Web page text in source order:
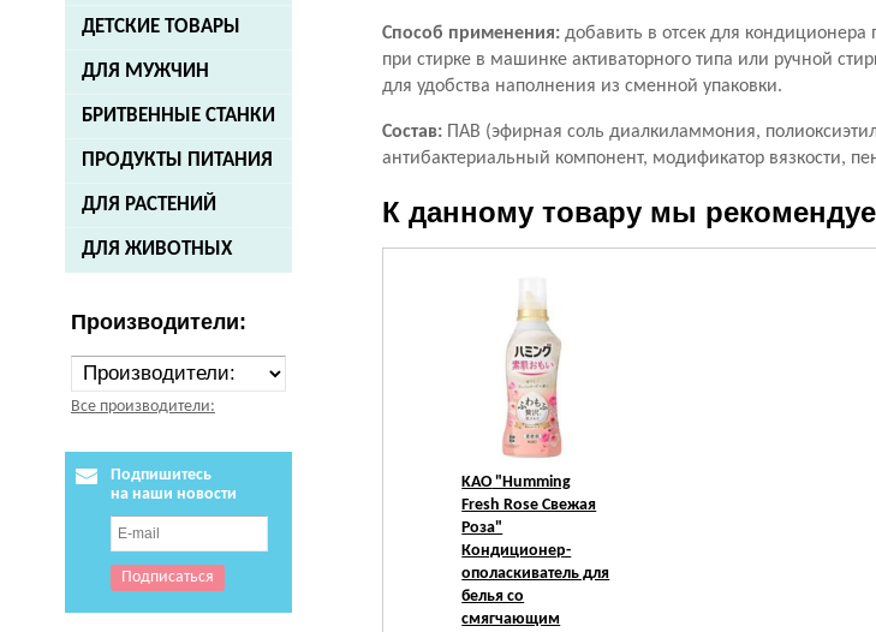
ДЕТСКИЕ ТОВАРЫ
ДЛЯ МУЖЧИН
БРИТВЕННЫЕ СТАНКИ
ПРОДУКТЫ ПИТАНИЯ
ДЛЯ РАСТЕНИЙ
ДЛЯ ЖИВОТНЫХ
Производители:
Все производители:
Подпишитесь
на наши новости
Способ применения:добавить в отсек для кондиционера
при стирке в машинке активаторного типа или ручной
для удобства наполнения из сменной упаковки.
Состав: ПАВ (эфирная соль диалкиламмония,
антибактериальный компонент, модификатор вязкости,
К данному товару мы
KAO"Humming
Fresh Rose Свежая
Роза"
Кондиционер-
ополаскиватель для
белья со
смягчающим